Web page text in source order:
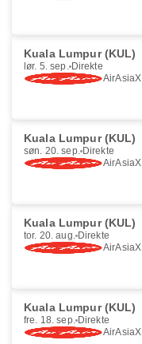
Kuala Lumpur (KUL)
lør. 5. sep. Direkte
AirAsiaX
Kuala Lumpur (KUL)
søn. 20. sep. Direkte
AirAsiaX
Kuala Lumpur (KUL)
tor. 20. aug. Direkte
AirAsiaX
Kuala Lumpur (KUL)
fre. 18. sep. Direkte
AirAsiaX